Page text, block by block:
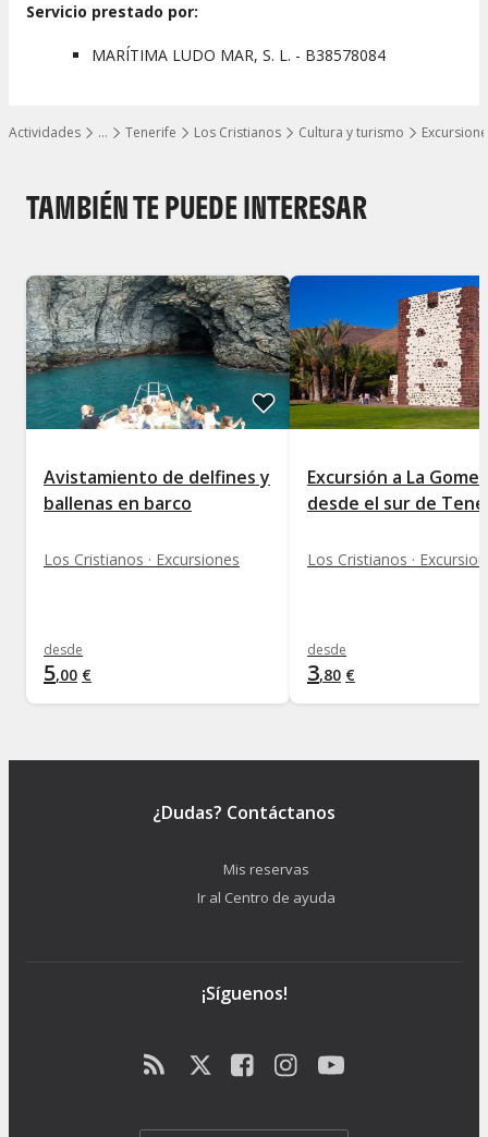
…
Mostrar todos los niveles
Actividades Tenerife Los Cristianos Cultura y turismo
Servicio prestado por:
MARÍTIMA LUDO MAR, S. L. - B38578084
TAMBIÉN TE PUEDE INTERESAR
Avistamiento de delfines y
ballenas en barco
Los Cristianos · Excursiones
desde
5,00 €
Excursión a La
desde el sur de
Los Cristianos ·
desde
3,80 €
¿Dudas? Contáctanos
Mis reservas
Ir al Centro de ayuda
¡Síguenos!